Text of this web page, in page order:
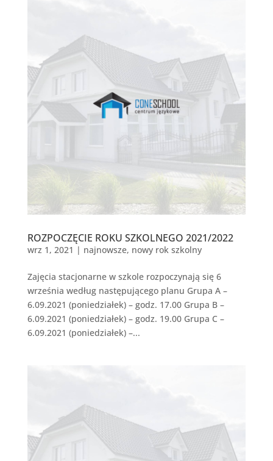
ROZPOCZĘCIE ROKU SZKOLNEGO 2021/2022
wrz 1, 2021 | najnowsze, nowy rok szkolny
Zajęcia stacjonarne w szkole rozpoczynają się 6
września według następującego planu Grupa A –
6.09.2021 (poniedziałek) – godz. 17.00 Grupa B –
6.09.2021 (poniedziałek) – godz. 19.00 Grupa C –
6.09.2021 (poniedziałek) –...